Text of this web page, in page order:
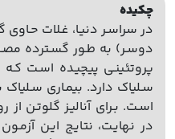
چکیده
در سراسـر دنیـا، غـلات حـاوی
دوسـر) به طـور گسـترده
پروتئینـی پیچیـده اسـت
سـلیاک دارد. بیمـاری سـلیاک
اسـت. بـرای آنالیـز گلوتـن
در نهایـت، نتایـج ایـن